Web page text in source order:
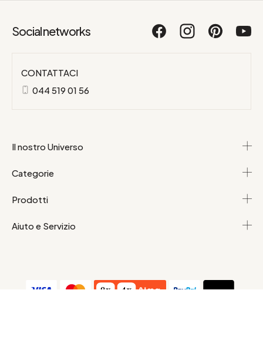
Social networks
CONTATTACI
044 519 01 56
Il nostro Universo
Categorie
Prodotti
Aiuto e Servizio